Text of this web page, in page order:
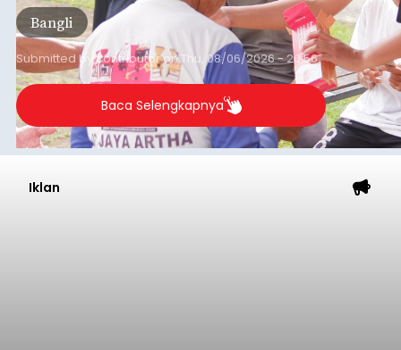
Bangli
Submitted bycontributoronThu, 08/06/2026 - 20:56
Baca Selengkapnya
Iklan